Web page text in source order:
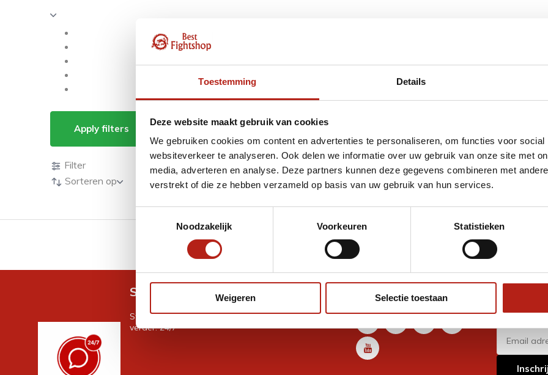
Toestemming Details
Deze website maakt gebruik van cookies
We gebruiken cookies om content en advertenties te personaliseren, om functies voor
websiteverkeer te analyseren. Ook delen we informatie over uw gebruik van onze site met
media, adverteren en analyse. Deze partners kunnen deze gegevens combineren met
verstrekt of die ze hebben verzameld op basis van uw gebruik van hun services.
Noodzakelijk
Voorkeuren Statistieken
Weigeren Selectie toestaan
Apply filters Kung Fu Wing Chun Dummy
Producten
Filter
Sorteren op
GRATIS verzending v.a €75 Eenvoudig ruilen of retour
Snel antwoord op je vraag?
Stel je vraag in de chat, en we helpen je graag
verder. 24/7
Volg ons